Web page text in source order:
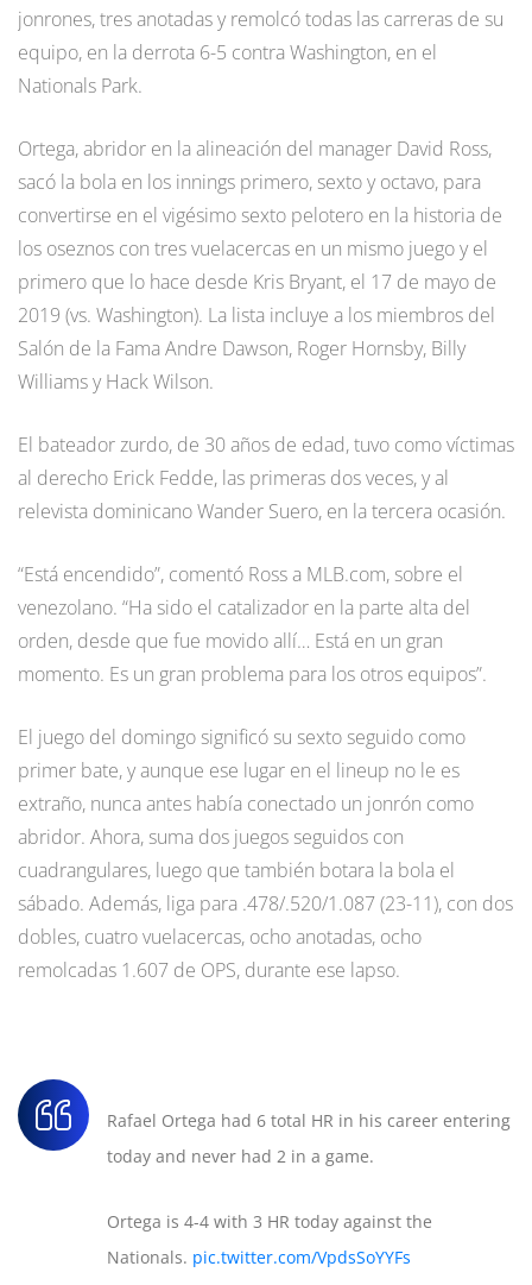
jonrones, tres anotadas y remolcó todas las carreras de su
equipo, en la derrota 6-5 contra Washington, en el
Nationals Park.
Ortega, abridor en la alineación del manager David Ross,
sacó la bola en los innings primero, sexto y octavo, para
convertirse en el vigésimo sexto pelotero en la historia de
los oseznos con tres vuelacercas en un mismo juego y el
primero que lo hace desde Kris Bryant, el 17 de mayo de
2019 (vs. Washington). La lista incluye a los miembros del
Salón de la Fama Andre Dawson, Roger Hornsby, Billy
Williams y Hack Wilson.
El bateador zurdo, de 30 años de edad, tuvo como víctimas
al derecho Erick Fedde, las primeras dos veces, y al
relevista dominicano Wander Suero, en la tercera ocasión.
“Está encendido”, comentó Ross a MLB.com, sobre el
venezolano. “Ha sido el catalizador en la parte alta del
orden, desde que fue movido allí… Está en un gran
momento. Es un gran problema para los otros equipos”.
El juego del domingo significó su sexto seguido como
primer bate, y aunque ese lugar en el lineup no le es
extraño, nunca antes había conectado un jonrón como
abridor. Ahora, suma dos juegos seguidos con
cuadrangulares, luego que también botara la bola el
sábado. Además, liga para .478/.520/1.087 (23-11), con dos
dobles, cuatro vuelacercas, ocho anotadas, ocho
remolcadas 1.607 de OPS, durante ese lapso.
Rafael Ortega had 6 total HR in his career entering
today and never had 2 in a game.
Ortega is 4-4 with 3 HR today against the
Nationals. pic.twitter.com/VpdsSoYYFs